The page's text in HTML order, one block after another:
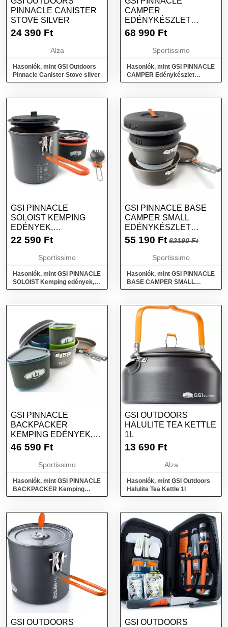
PINNACLE CANISTER
STOVE SILVER
24 390 Ft
Alza
Hasonlók, mint GSI Outdoors
Pinnacle Canister Stove silver
CAMPER
EDÉNYKÉSZLET
KEMPINGEZÉSHEZ,
68 990 Ft
Sportissimo
Hasonlók, mint GSI PINNACLE
CAMPER Edénykészlet
kempingezéshez, mix, méret
GSI PINNACLE
SOLOIST KEMPING
EDÉNYEK,
SÖTÉTSZÜRKE,
22 590 Ft
Sportissimo
Hasonlók, mint GSI PINNACLE
SOLOIST Kemping edények,
sötétszürke, méret
GSI PINNACLE BASE
CAMPER SMALL
EDÉNYKÉSZLET
KEMPINGEZÉSHEZ,
MÉRET
55 190 Ft 62190 Ft
Sportissimo
Hasonlók, mint GSI PINNACLE
BASE CAMPER SMALL
Edénykészlet
méret
GSI PINNACLE
BACKPACKER
KEMPING EDÉNYEK,
MIX, MÉRET
46 590 Ft
Sportissimo
Hasonlók, mint GSI PINNACLE
BACKPACKER Kemping
edények, mix, méret
GSI OUTDOORS
HALULITE TEA KETTLE
1L
13 690 Ft
Alza
Hasonlók, mint GSI Outdoors
Halulite Tea Kettle 1l
GSI OUTDOORS
GSI OUTDOORS